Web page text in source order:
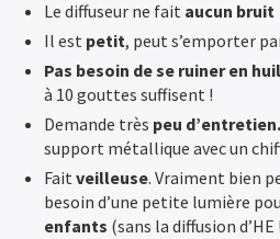
Le diffuseur ne fait aucun bruit
Il est petit, peut s’emporter
Pas besoin de se ruiner en
à 10 gouttes suffisent !
Demande très peu d’entretien.
support métallique avec un
Faitveilleuse. Vraiment bien
besoin d’une petite lumière
enfants (sans la diffusion d’HE